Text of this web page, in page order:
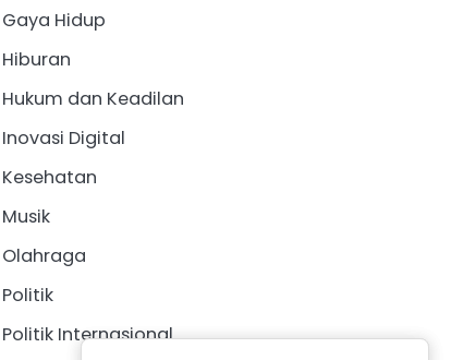
Gaya Hidup
Hiburan
Hukum dan Keadilan
Inovasi Digital
Kesehatan
Musik
Olahraga
Politik
Politik Internasional